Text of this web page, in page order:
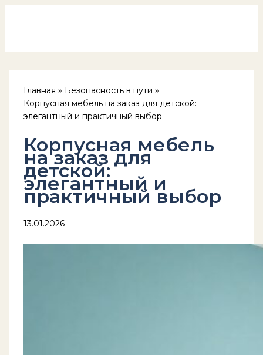
Главная
Безопасность в пути
Корпусная мебель на заказ для детской:
элегантный и практичный выбор
Корпусная мебель
на заказ для
детской:
элегантный и
практичный выбор
13.01.2026